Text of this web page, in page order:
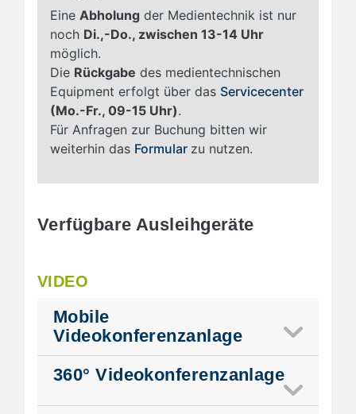
Eine Abholung der Medientechnik ist nur
noch Di.,-Do., zwischen 13-14 Uhr
möglich.
Die Rückgabe des medientechnischen
Equipment erfolgt über das Servicecenter
(Mo.-Fr., 09-15 Uhr).
Für Anfragen zur Buchung bitten wir
weiterhin das Formular zu nutzen.
Verfügbare Ausleihgeräte
VIDEO
Mobile
Videokonferenzanlage
360° Videokonferenzanlage